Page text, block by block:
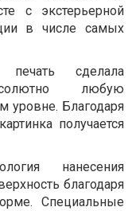
с экстерьерной
в числе самых
печать сделала
любую
уровне. Благодаря
получается
нанесения
благодаря
Специальные